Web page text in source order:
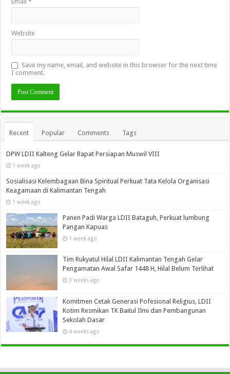
Website
Save my name, email, and website in this browser for the next time
I comment.
Recent Popular Comments Tags
DPW LDII Kalteng Gelar Rapat Persiapan Muswil VIII
1 week ago
Sosialisasi Kelembagaan Bina Spiritual Perkuat Tata Kelola Organisasi
Keagamaan di Kalimantan Tengah
1 week ago
Panen Padi Warga LDII Bataguh, Perkuat lumbung
Pangan Kapuas
1 week ago
Tim Rukyatul Hilal LDII Kalimantan Tengah Gelar
Pengamatan Awal Safar 1448 H, Hilal Belum Terlihat
3 weeks ago
Komitmen Cetak Generasi Pofesional Religius, LDII
Kotim Resmikan TK Baitul Ilmi dan Pembangunan
Sekolah Dasar
4 weeks ago